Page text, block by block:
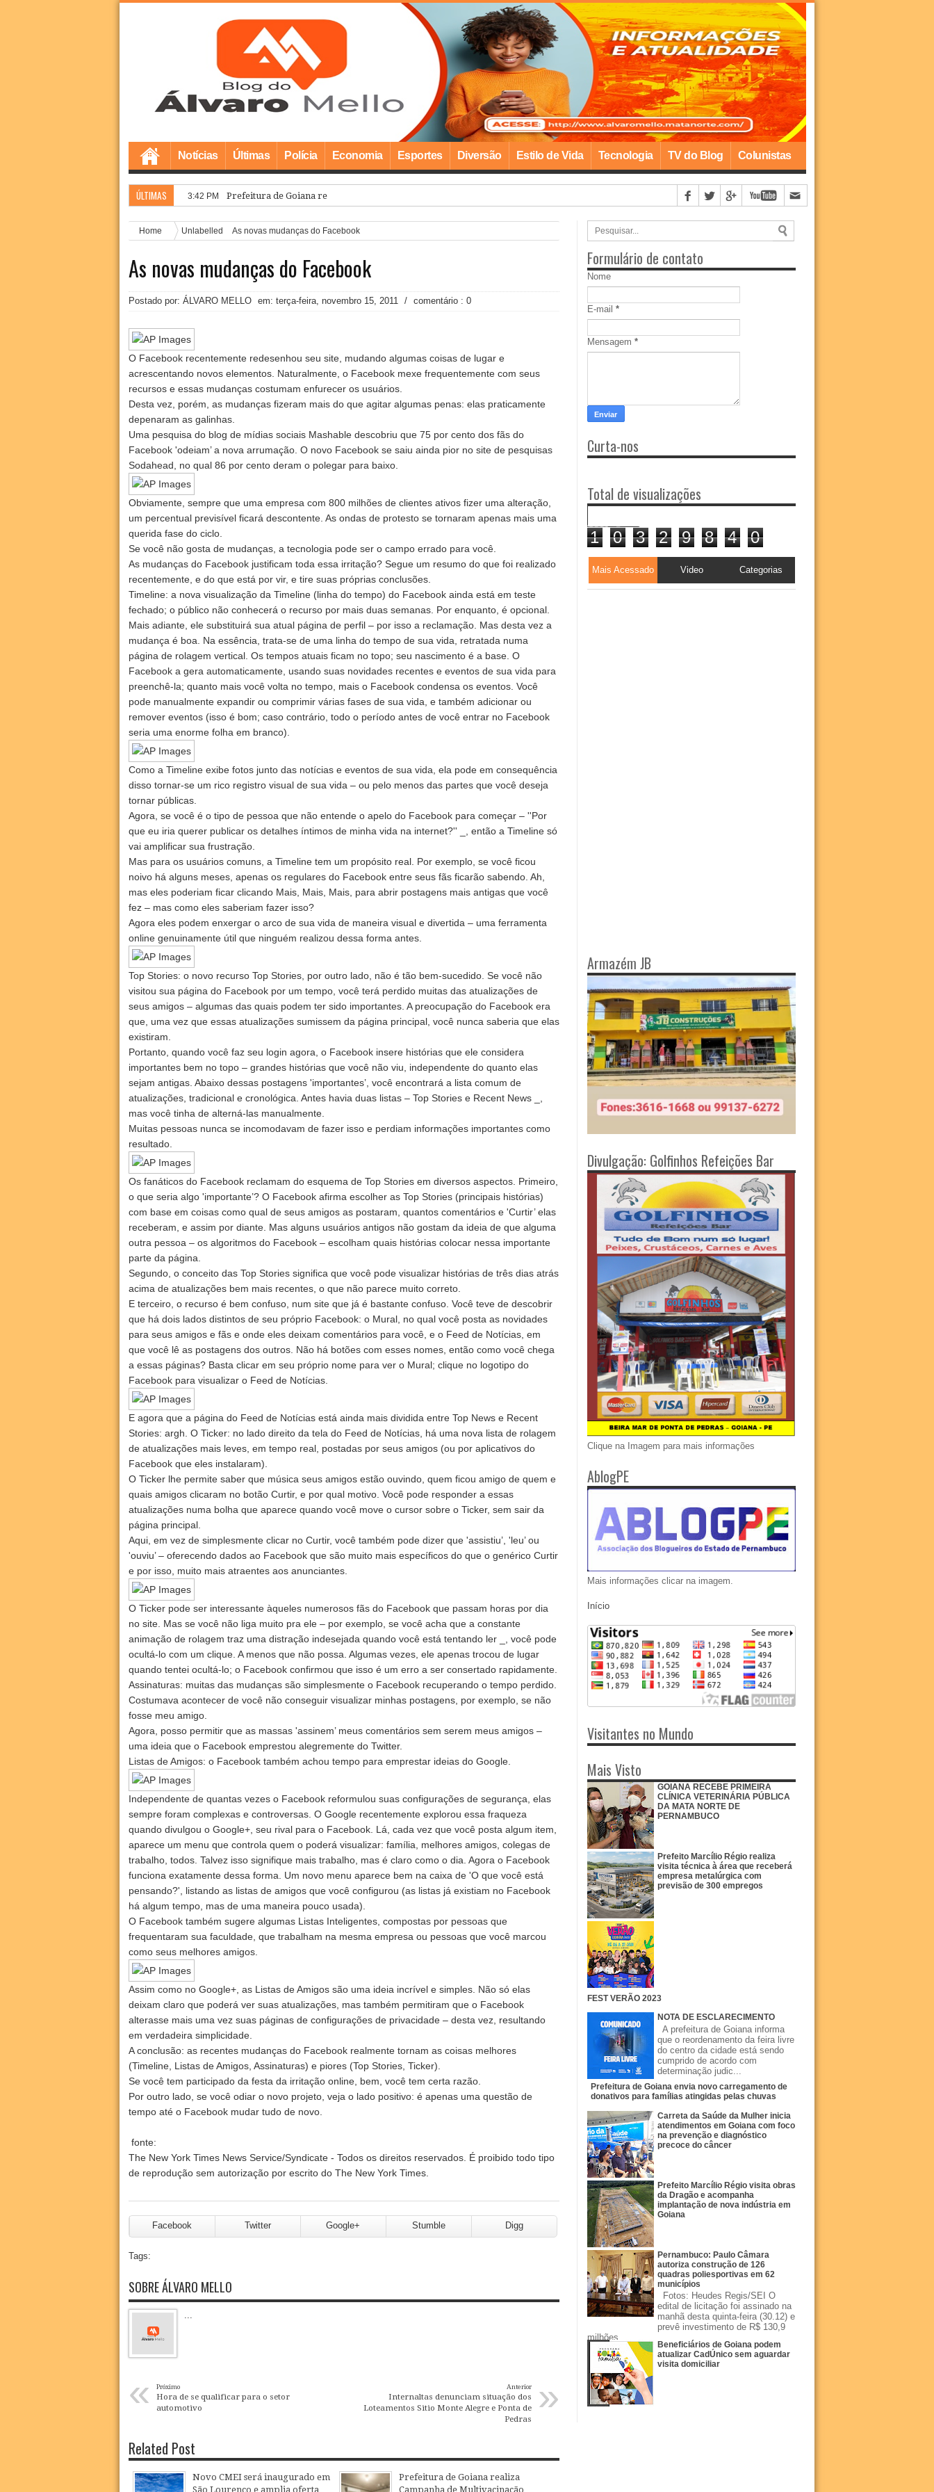
Notícias Últimas Polícia Economia Esportes Diversão Estilo de Vida Tecnologia TV do Blog Colunistas
ÚLTIMAS 3:42 PM Prefeitura de Goiana realiza Campanha de Multivacinação par
Home Unlabelled As novas mudanças do Facebook
As novas mudanças do Facebook
Postado por: ÁLVARO MELLO em: terça-feira, novembro 15, 2011 / comentário : 0
O Facebook recentemente redesenhou seu site, mudando algumas coisas de lugar e
acrescentando novos elementos. Naturalmente, o Facebook mexe frequentemente com seus
recursos e essas mudanças costumam enfurecer os usuários.
Desta vez, porém, as mudanças fizeram mais do que agitar algumas penas: elas praticamente
depenaram as galinhas.
Uma pesquisa do blog de mídias sociais Mashable descobriu que 75 por cento dos fãs do
Facebook 'odeiam’ a nova arrumação. O novo Facebook se saiu ainda pior no site de pesquisas
Sodahead, no qual 86 por cento deram o polegar para baixo.
Obviamente, sempre que uma empresa com 800 milhões de clientes ativos fizer uma alteração,
um percentual previsível ficará descontente. As ondas de protesto se tornaram apenas mais uma
querida fase do ciclo.
Se você não gosta de mudanças, a tecnologia pode ser o campo errado para você.
As mudanças do Facebook justificam toda essa irritação? Segue um resumo do que foi realizado
recentemente, e do que está por vir, e tire suas próprias conclusões.
Timeline: a nova visualização da Timeline (linha do tempo) do Facebook ainda está em teste
fechado; o público não conhecerá o recurso por mais duas semanas. Por enquanto, é opcional.
Mais adiante, ele substituirá sua atual página de perfil – por isso a reclamação. Mas desta vez a
mudança é boa. Na essência, trata-se de uma linha do tempo de sua vida, retratada numa
página de rolagem vertical. Os tempos atuais ficam no topo; seu nascimento é a base. O
Facebook a gera automaticamente, usando suas novidades recentes e eventos de sua vida para
preenchê-la; quanto mais você volta no tempo, mais o Facebook condensa os eventos. Você
pode manualmente expandir ou comprimir várias fases de sua vida, e também adicionar ou
remover eventos (isso é bom; caso contrário, todo o período antes de você entrar no Facebook
seria uma enorme folha em branco).
Como a Timeline exibe fotos junto das notícias e eventos de sua vida, ela pode em consequência
disso tornar-se um rico registro visual de sua vida – ou pelo menos das partes que você deseja
tornar públicas.
Agora, se você é o tipo de pessoa que não entende o apelo do Facebook para começar – ''Por
que eu iria querer publicar os detalhes íntimos de minha vida na internet?'' _, então a Timeline só
vai amplificar sua frustração.
Mas para os usuários comuns, a Timeline tem um propósito real. Por exemplo, se você ficou
noivo há alguns meses, apenas os regulares do Facebook entre seus fãs ficarão sabendo. Ah,
mas eles poderiam ficar clicando Mais, Mais, Mais, para abrir postagens mais antigas que você
fez – mas como eles saberiam fazer isso?
Agora eles podem enxergar o arco de sua vida de maneira visual e divertida – uma ferramenta
online genuinamente útil que ninguém realizou dessa forma antes.
Top Stories: o novo recurso Top Stories, por outro lado, não é tão bem-sucedido. Se você não
visitou sua página do Facebook por um tempo, você terá perdido muitas das atualizações de
seus amigos – algumas das quais podem ter sido importantes. A preocupação do Facebook era
que, uma vez que essas atualizações sumissem da página principal, você nunca saberia que elas
existiram.
Portanto, quando você faz seu login agora, o Facebook insere histórias que ele considera
importantes bem no topo – grandes histórias que você não viu, independente do quanto elas
sejam antigas. Abaixo dessas postagens 'importantes’, você encontrará a lista comum de
atualizações, tradicional e cronológica. Antes havia duas listas – Top Stories e Recent News _,
mas você tinha de alterná-las manualmente.
Muitas pessoas nunca se incomodavam de fazer isso e perdiam informações importantes como
resultado.
Os fanáticos do Facebook reclamam do esquema de Top Stories em diversos aspectos. Primeiro,
o que seria algo 'importante’? O Facebook afirma escolher as Top Stories (principais histórias)
com base em coisas como qual de seus amigos as postaram, quantos comentários e 'Curtir’ elas
receberam, e assim por diante. Mas alguns usuários antigos não gostam da ideia de que alguma
outra pessoa – os algoritmos do Facebook – escolham quais histórias colocar nessa importante
parte da página.
Segundo, o conceito das Top Stories significa que você pode visualizar histórias de três dias atrás
acima de atualizações bem mais recentes, o que não parece muito correto.
E terceiro, o recurso é bem confuso, num site que já é bastante confuso. Você teve de descobrir
que há dois lados distintos de seu próprio Facebook: o Mural, no qual você posta as novidades
para seus amigos e fãs e onde eles deixam comentários para você, e o Feed de Notícias, em
que você lê as postagens dos outros. Não há botões com esses nomes, então como você chega
a essas páginas? Basta clicar em seu próprio nome para ver o Mural; clique no logotipo do
Facebook para visualizar o Feed de Notícias.
E agora que a página do Feed de Notícias está ainda mais dividida entre Top News e Recent
Stories: argh. O Ticker: no lado direito da tela do Feed de Notícias, há uma nova lista de rolagem
de atualizações mais leves, em tempo real, postadas por seus amigos (ou por aplicativos do
Facebook que eles instalaram).
O Ticker lhe permite saber que música seus amigos estão ouvindo, quem ficou amigo de quem e
quais amigos clicaram no botão Curtir, e por qual motivo. Você pode responder a essas
atualizações numa bolha que aparece quando você move o cursor sobre o Ticker, sem sair da
página principal.
Aqui, em vez de simplesmente clicar no Curtir, você também pode dizer que 'assistiu’, 'leu’ ou
'ouviu’ – oferecendo dados ao Facebook que são muito mais específicos do que o genérico Curtir
e por isso, muito mais atraentes aos anunciantes.
O Ticker pode ser interessante àqueles numerosos fãs do Facebook que passam horas por dia
no site. Mas se você não liga muito pra ele – por exemplo, se você acha que a constante
animação de rolagem traz uma distração indesejada quando você está tentando ler _, você pode
ocultá-lo com um clique. A menos que não possa. Algumas vezes, ele apenas trocou de lugar
quando tentei ocultá-lo; o Facebook confirmou que isso é um erro a ser consertado rapidamente.
Assinaturas: muitas das mudanças são simplesmente o Facebook recuperando o tempo perdido.
Costumava acontecer de você não conseguir visualizar minhas postagens, por exemplo, se não
fosse meu amigo.
Agora, posso permitir que as massas 'assinem’ meus comentários sem serem meus amigos –
uma ideia que o Facebook emprestou alegremente do Twitter.
Listas de Amigos: o Facebook também achou tempo para emprestar ideias do Google.
Independente de quantas vezes o Facebook reformulou suas configurações de segurança, elas
sempre foram complexas e controversas. O Google recentemente explorou essa fraqueza
quando divulgou o Google+, seu rival para o Facebook. Lá, cada vez que você posta algum item,
aparece um menu que controla quem o poderá visualizar: família, melhores amigos, colegas de
trabalho, todos. Talvez isso signifique mais trabalho, mas é claro como o dia. Agora o Facebook
funciona exatamente dessa forma. Um novo menu aparece bem na caixa de 'O que você está
pensando?', listando as listas de amigos que você configurou (as listas já existiam no Facebook
há algum tempo, mas de uma maneira pouco usada).
O Facebook também sugere algumas Listas Inteligentes, compostas por pessoas que
frequentaram sua faculdade, que trabalham na mesma empresa ou pessoas que você marcou
como seus melhores amigos.
Assim como no Google+, as Listas de Amigos são uma ideia incrível e simples. Não só elas
deixam claro que poderá ver suas atualizações, mas também permitiram que o Facebook
alterasse mais uma vez suas páginas de configurações de privacidade – desta vez, resultando
em verdadeira simplicidade.
A conclusão: as recentes mudanças do Facebook realmente tornam as coisas melhores
(Timeline, Listas de Amigos, Assinaturas) e piores (Top Stories, Ticker).
Se você tem participado da festa da irritação online, bem, você tem certa razão.
Por outro lado, se você odiar o novo projeto, veja o lado positivo: é apenas uma questão de
tempo até o Facebook mudar tudo de novo.
fonte:
The New York Times News Service/Syndicate - Todos os direitos reservados. É proibido todo tipo
de reprodução sem autorização por escrito do The New York Times.
Facebook Twitter Google+ Stumble Digg
Tags:
SOBRE ÁLVARO MELLO
...
« Próximo
Hora de se qualificar para o setor
automotivo
»
Anterior
Internaltas denunciam situação dos
Loteamentos Sitio Monte Alegre e Ponta de
Pedras
Related Post
Novo CMEI será inaugurado em
São Lourenço e amplia oferta
Prefeitura de Goiana realiza
Campanha de Multivacinação
Formulário de contato
Nome
E-mail *
Mensagem *
Curta-nos
Total de visualizações
1 0 3 2 9 8 4 0
Mais Acessado Video Categorias
Armazém JB
Divulgação: Golfinhos Refeições Bar
Clique na Imagem para mais informações
AblogPE
Mais informações clicar na imagem.
Início
Visitantes no Mundo
Mais Visto
GOIANA RECEBE PRIMEIRA
CLÍNICA VETERINÁRIA PÚBLICA
DA MATA NORTE DE
PERNAMBUCO
Prefeito Marcílio Régio realiza
visita técnica à área que receberá
empresa metalúrgica com
previsão de 300 empregos
FEST VERÃO 2023
NOTA DE ESCLARECIMENTO
A prefeitura de Goiana informa
que o reordenamento da feira livre
do centro da cidade está sendo
cumprido de acordo com
determinação judic...
Prefeitura de Goiana envia novo carregamento de
donativos para famílias atingidas pelas chuvas
Carreta da Saúde da Mulher inicia
atendimentos em Goiana com foco
na prevenção e diagnóstico
precoce do câncer
Prefeito Marcílio Régio visita obras
da Dragão e acompanha
implantação de nova indústria em
Goiana
Pernambuco: Paulo Câmara
autoriza construção de 126
quadras poliesportivas em 62
municípios
Fotos: Heudes Regis/SEI O
edital de licitação foi assinado na
manhã desta quinta-feira (30.12) e
prevê investimento de R$ 130,9
milhões.
Beneficiários de Goiana podem
atualizar CadÚnico sem aguardar
visita domiciliar